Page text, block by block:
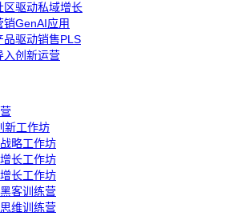
区驱动私域增长
销GenAI应用
品驱动销售PLS
入创新运营
新工作坊
略工作坊
长工作坊
长工作坊
客训练营
维训练营